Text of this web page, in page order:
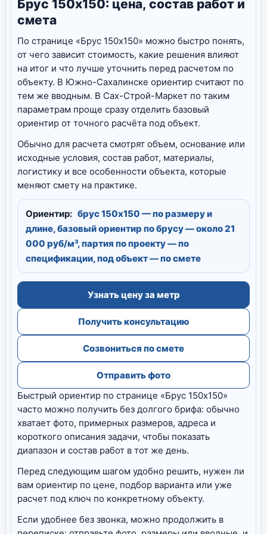
Брус 150х150: цена, состав работ и
смета
По странице «Брус 150х150» можно быстро понять,
от чего зависит стоимость, какие решения влияют
на итог и что лучше уточнить перед расчетом по
объекту. В Южно-Сахалинске ориентир считают по
тем же вводным. В Сах-Строй-Маркет по таким
параметрам проще сразу отделить базовый
ориентир от точного расчёта под объект.
Обычно для расчета смотрят объем, основание или
исходные условия, состав работ, материалы,
логистику и все особенности объекта, которые
меняют смету на практике.
Ориентир: брус 150х150 — по размеру и
длине, базовый ориентир по брусу — около 21
000 руб/м³, партия по проекту — по
спецификации, под объект — по смете
Узнать цену за метр
Получить консультацию
Созвониться по смете
Отправить фото
Быстрый ориентир по странице «Брус 150х150»
часто можно получить без долгого брифа: обычно
хватает фото, примерных размеров, адреса и
короткого описания задачи, чтобы показать
диапазон и состав работ в тот же день.
Перед следующим шагом удобно решить, нужен ли
вам ориентир по цене, подбор варианта или уже
расчет под ключ по конкретному объекту.
Если удобнее без звонка, можно продолжить в